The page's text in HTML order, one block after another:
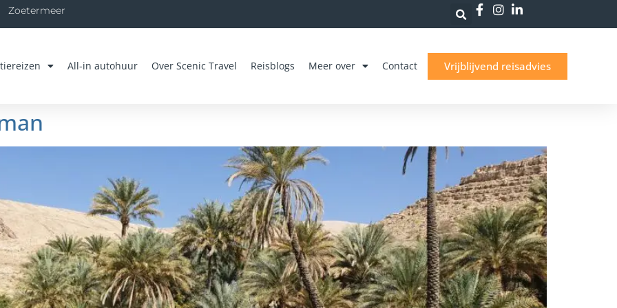
Zoetermeer
All-in autohuur Over Scenic Travel Reisblogs Meer over Contact Vrijblijvend reisadvies